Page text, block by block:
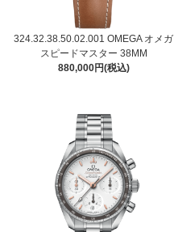
324.32.38.50.02.001 OMEGA オメガ
スピードマスター 38MM
880,000円(税込)